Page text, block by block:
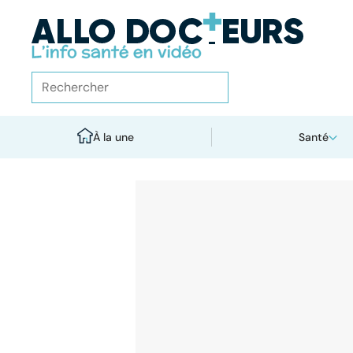
À la une Santé